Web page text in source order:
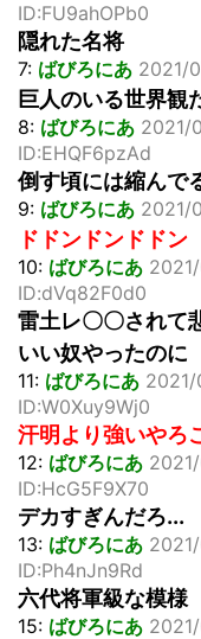
ID:FU9ahOPb0
隠れた名将
7: ばびろにあ 2021/
巨人のいる世界観
8: ばびろにあ 2021/
ID:EHQF6pzAd
倒す頃には縮んで
9: ばびろにあ 2021/
ドドンドンドドン
10: ばびろにあ
ID:dVq82F0d0
雷土レ〇〇されて
いい奴やったのに
11: ばびろにあ
ID:W0Xuy9Wj0
汗明より強いやろ
12: ばびろにあ
ID:HcG5F9X70
デカすぎんだろ...
13: ばびろにあ
ID:Ph4nJn9Rd
六代将軍級な模様
15: ばびろにあ